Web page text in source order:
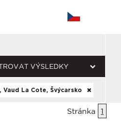
VÝSLEDKY
Vaud La Cote, Švýcarsko
Stránka 1